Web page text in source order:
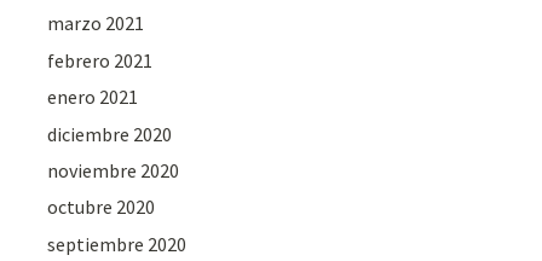
marzo 2021
febrero 2021
enero 2021
diciembre 2020
noviembre 2020
octubre 2020
septiembre 2020